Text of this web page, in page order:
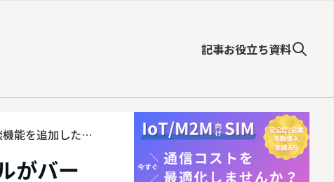
記事お役立ち資料
能を追加した
がバー